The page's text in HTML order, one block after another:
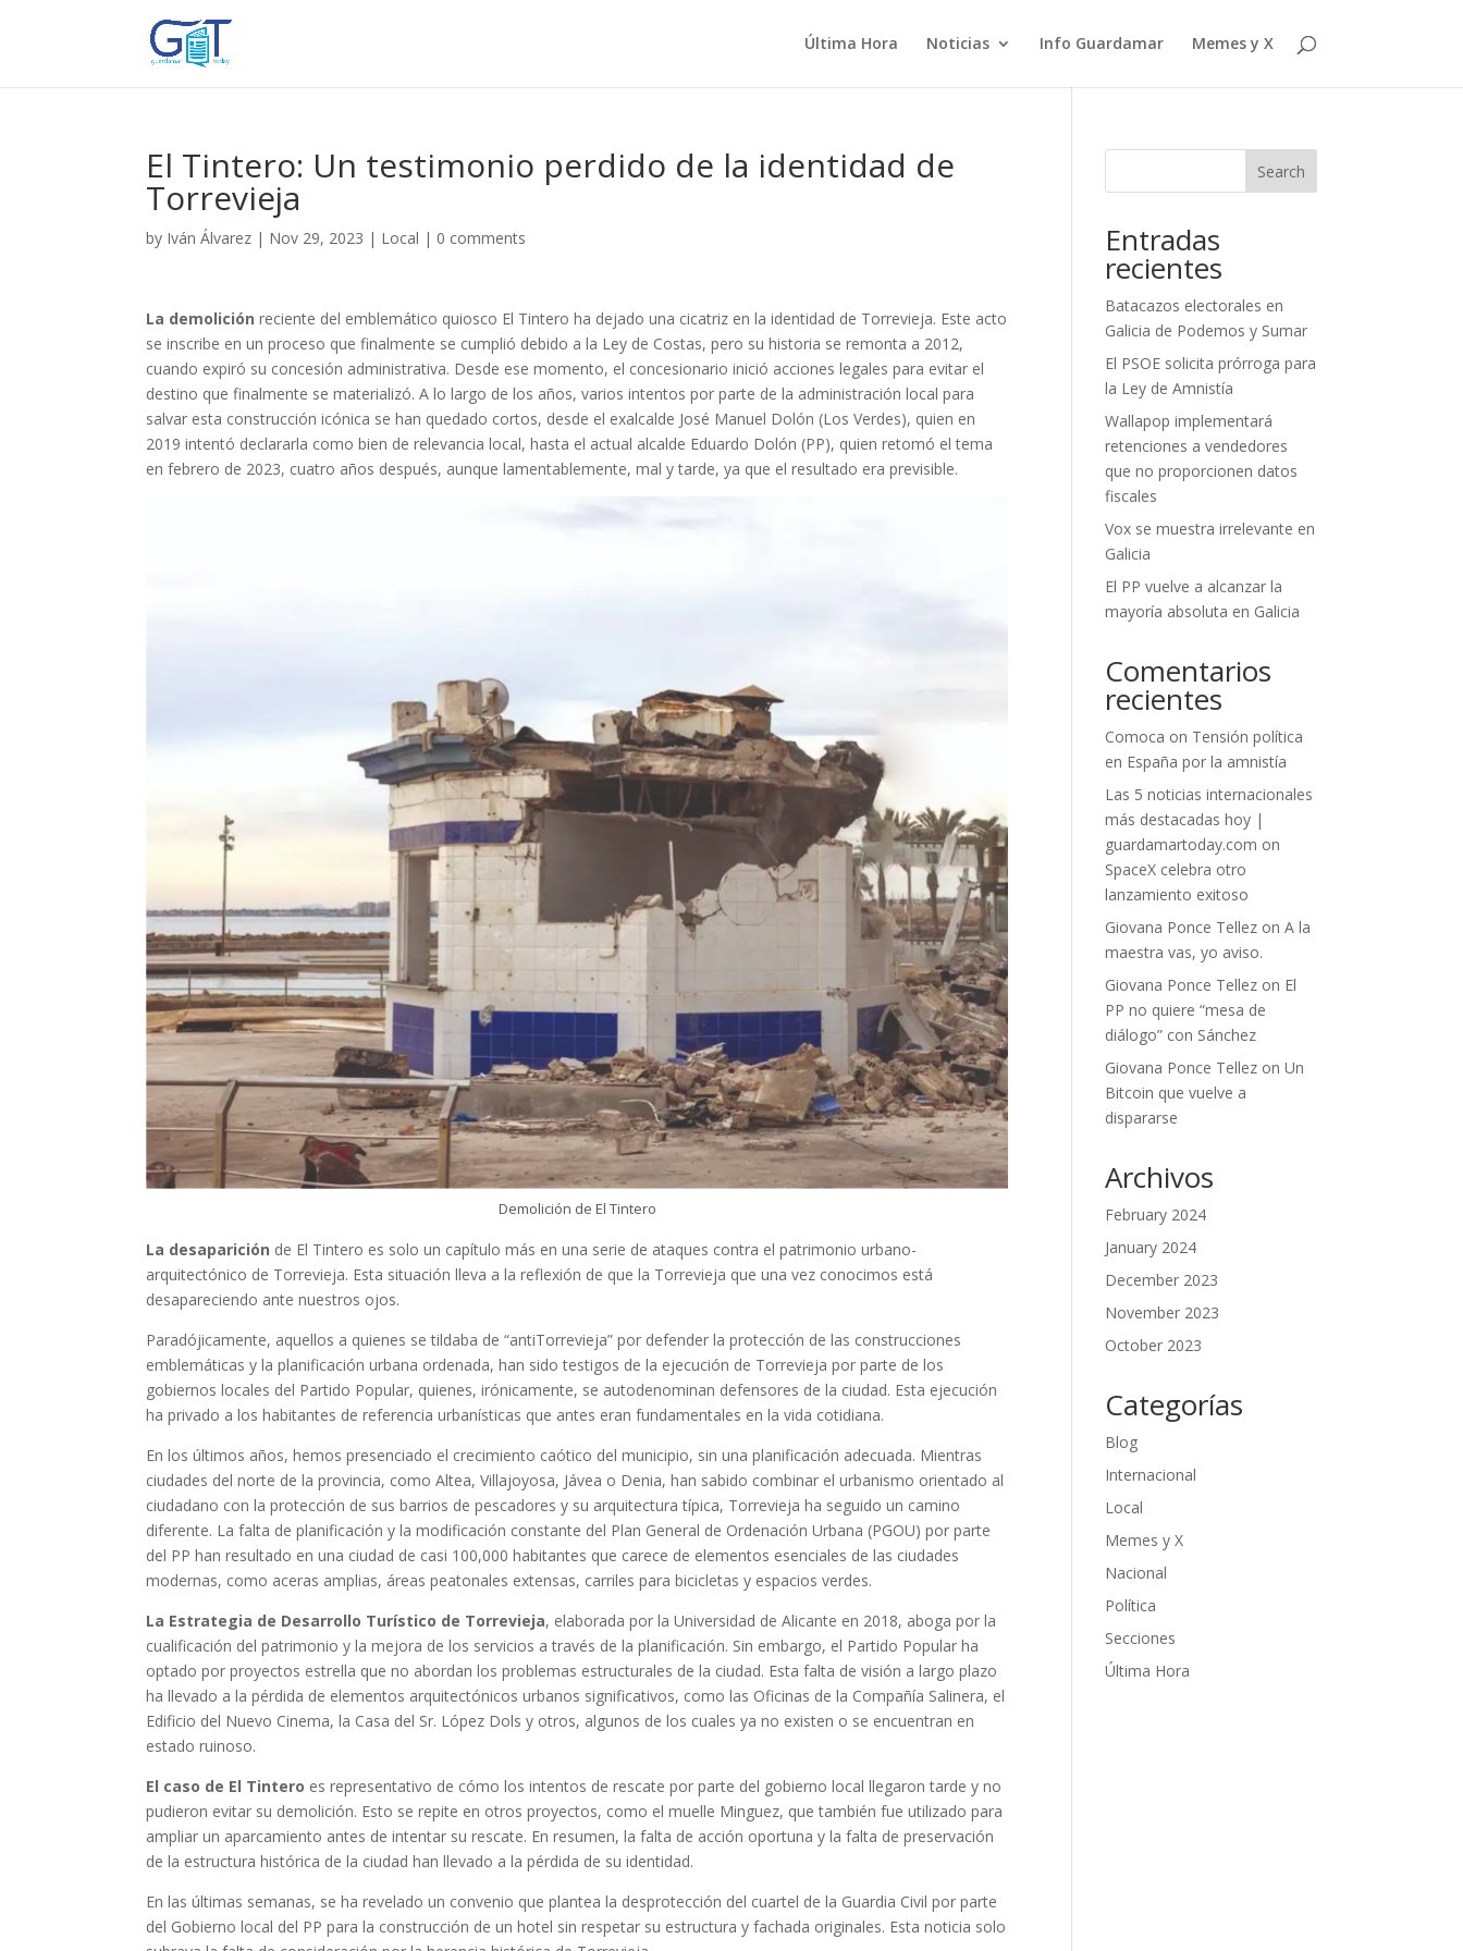
Última Hora Noticias Info Guardamar Memes y X
El Tintero: Un testimonio perdido de la identidad de
Torrevieja
by Iván Álvarez | Nov 29, 2023 | Local | 0 comments
La demolición reciente del emblemático quiosco El Tintero ha dejado una cicatriz en la identidad de Torrevieja. Este acto
se inscribe en un proceso que finalmente se cumplió debido a la Ley de Costas, pero su historia se remonta a 2012,
cuando expiró su concesión administrativa. Desde ese momento, el concesionario inició acciones legales para evitar el
destino que finalmente se materializó. A lo largo de los años, varios intentos por parte de la administración local para
salvar esta construcción icónica se han quedado cortos, desde el exalcalde José Manuel Dolón (Los Verdes), quien en
2019 intentó declararla como bien de relevancia local, hasta el actual alcalde Eduardo Dolón (PP), quien retomó el tema
en febrero de 2023, cuatro años después, aunque lamentablemente, mal y tarde, ya que el resultado era previsible.
Demolición de El Tintero
La desaparición de El Tintero es solo un capítulo más en una serie de ataques contra el patrimonio urbano-
arquitectónico de Torrevieja. Esta situación lleva a la reflexión de que la Torrevieja que una vez conocimos está
desapareciendo ante nuestros ojos.
Paradójicamente, aquellos a quienes se tildaba de “antiTorrevieja” por defender la protección de las construcciones
emblemáticas y la planificación urbana ordenada, han sido testigos de la ejecución de Torrevieja por parte de los
gobiernos locales del Partido Popular, quienes, irónicamente, se autodenominan defensores de la ciudad. Esta ejecución
ha privado a los habitantes de referencia urbanísticas que antes eran fundamentales en la vida cotidiana.
En los últimos años, hemos presenciado el crecimiento caótico del municipio, sin una planificación adecuada. Mientras
ciudades del norte de la provincia, como Altea, Villajoyosa, Jávea o Denia, han sabido combinar el urbanismo orientado al
ciudadano con la protección de sus barrios de pescadores y su arquitectura típica, Torrevieja ha seguido un camino
diferente. La falta de planificación y la modificación constante del Plan General de Ordenación Urbana (PGOU) por parte
del PP han resultado en una ciudad de casi 100,000 habitantes que carece de elementos esenciales de las ciudades
modernas, como aceras amplias, áreas peatonales extensas, carriles para bicicletas y espacios verdes.
La Estrategia de Desarrollo Turístico de Torrevieja, elaborada por la Universidad de Alicante en 2018, aboga por la
cualificación del patrimonio y la mejora de los servicios a través de la planificación. Sin embargo, el Partido Popular ha
optado por proyectos estrella que no abordan los problemas estructurales de la ciudad. Esta falta de visión a largo plazo
ha llevado a la pérdida de elementos arquitectónicos urbanos significativos, como las Oficinas de la Compañía Salinera, el
Edificio del Nuevo Cinema, la Casa del Sr. López Dols y otros, algunos de los cuales ya no existen o se encuentran en
estado ruinoso.
El caso de El Tintero es representativo de cómo los intentos de rescate por parte del gobierno local llegaron tarde y no
pudieron evitar su demolición. Esto se repite en otros proyectos, como el muelle Minguez, que también fue utilizado para
ampliar un aparcamiento antes de intentar su rescate. En resumen, la falta de acción oportuna y la falta de preservación
de la estructura histórica de la ciudad han llevado a la pérdida de su identidad.
En las últimas semanas, se ha revelado un convenio que plantea la desprotección del cuartel de la Guardia Civil por parte
del Gobierno local del PP para la construcción de un hotel sin respetar su estructura y fachada originales. Esta noticia solo
Search
Entradas
recientes
Batacazos electorales en
Galicia de Podemos y Sumar
El PSOE solicita prórroga para
la Ley de Amnistía
Wallapop implementará
retenciones a vendedores
que no proporcionen datos
fiscales
Vox se muestra irrelevante en
Galicia
El PP vuelve a alcanzar la
mayoría absoluta en Galicia
Comentarios
recientes
Comoca on Tensión política
en España por la amnistía
Las 5 noticias internacionales
más destacadas hoy |
guardamartoday.com on
SpaceX celebra otro
lanzamiento exitoso
Giovana Ponce Tellez onA la
maestra vas, yo aviso.
Giovana Ponce Tellez on El
PP no quiere “mesa de
diálogo” con Sánchez
Giovana Ponce Tellez onUn
Bitcoin que vuelve a
dispararse
Archivos
February 2024
January 2024
December 2023
November 2023
October 2023
Categorías
Blog
Internacional
Local
Memes y X
Nacional
Política
Secciones
Última Hora